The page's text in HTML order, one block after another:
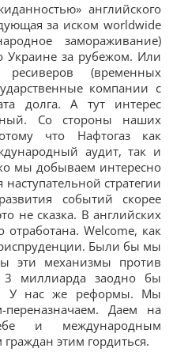
английского
за иском worldwide
замораживание)
Украине за рубежом. Или
(временных
компании с
долга. А тут интерес
Со стороны наших
что Нафтогаз как
аудит, так и
мы добываем интересно
стратегии
событий скорее
не сказка. В английских
отработана. Welcome, как
Были бы мы
эти механизмы против
миллиарда заодно бы
У нас же реформы. Мы
переназначаем. Даем на
и международным
этим гордиться.